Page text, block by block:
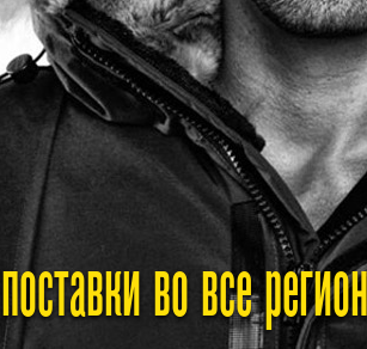
поставки во все